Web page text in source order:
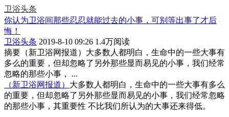
卫浴头条
你认为卫浴间那些忍忍就能过去的小事，可别等出事了才后
悔！
卫浴头条 2019-8-10 09:26 1.4万阅读
摘要 （新卫浴网报道）大多数人都明白，生命中的一些大事有
多么的重要，但却忽略了另外那些显而易见的小事，我们经常
忽略的那些小事， ...
（新卫浴网报道） 大多数人都明白，生命中的一些大事有多么
的重要，但却忽略了另外那些显而易见的小事，我们经常忽略
的那些小事，其重要性 不比我们所认为的大事还来得低。